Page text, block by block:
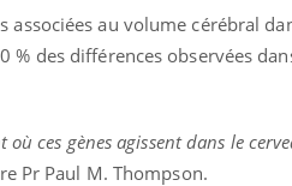
au volume cérébral
des différences observées
ces gènes agissent dans le
Pr Paul M. Thompson.
mentale : et si on
reçues chez les
chez les soignants.
Youtube
Eczéma
rythme de
soleil,